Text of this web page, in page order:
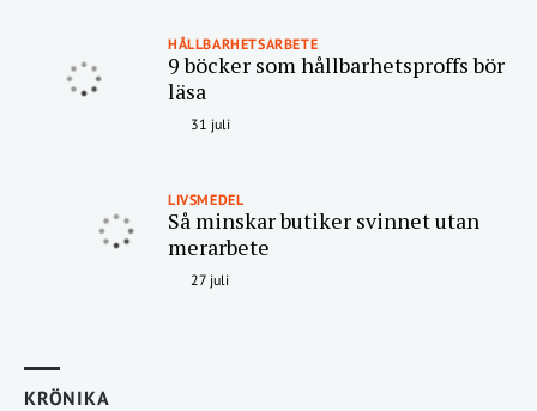
HÅLLBARHETSARBETE
9 böcker som hållbarhetsproffs bör
läsa
31 juli
LIVSMEDEL
Så minskar butiker svinnet utan
merarbete
27 juli
KRÖNIKA